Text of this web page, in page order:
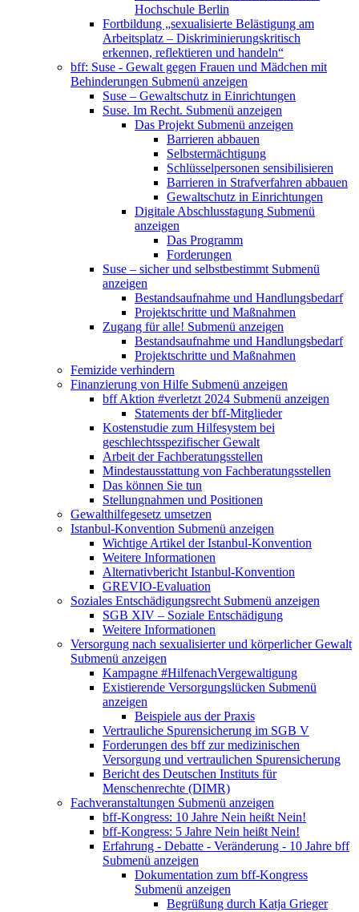
Hochschule Berlin
Fortbildung „sexualisierte Belästigung am
Arbeitsplatz – Diskriminierungskritisch
erkennen, reflektieren und handeln“
bff: Suse - Gewalt gegen Frauen und Mädchen mit
Behinderungen Submenü anzeigen
Suse – Gewaltschutz in Einrichtungen
Suse. Im Recht. Submenü anzeigen
Das Projekt Submenü anzeigen
Barrieren abbauen
Selbstermächtigung
Schlüsselpersonen sensibilisieren
Barrieren in Strafverfahren abbauen
Gewaltschutz in Einrichtungen
Digitale Abschlusstagung Submenü
anzeigen
Das Programm
Forderungen
Suse – sicher und selbstbestimmt Submenü
anzeigen
Bestandsaufnahme und Handlungsbedarf
Projektschritte und Maßnahmen
Zugang für alle! Submenü anzeigen
Bestandsaufnahme und Handlungsbedarf
Projektschritte und Maßnahmen
Femizide verhindern
Finanzierung von Hilfe Submenü anzeigen
bff Aktion #verletzt 2024 Submenü anzeigen
Statements der bff-Mitglieder
Kostenstudie zum Hilfesystem bei
geschlechtsspezifischer Gewalt
Arbeit der Fachberatungsstellen
Mindestausstattung von Fachberatungsstellen
Das können Sie tun
Stellungnahmen und Positionen
Gewalthilfegesetz umsetzen
Istanbul-Konvention Submenü anzeigen
Wichtige Artikel der Istanbul-Konvention
Weitere Informationen
Alternativbericht Istanbul-Konvention
GREVIO-Evaluation
Soziales Entschädigungsrecht Submenü anzeigen
SGB XIV – Soziale Entschädigung
Weitere Informationen
Versorgung nach sexualisierter und körperlicher Gewalt
Submenü anzeigen
Kampagne #HilfenachVergewaltigung
Existierende Versorgungslücken Submenü
anzeigen
Beispiele aus der Praxis
Vertrauliche Spurensicherung im SGB V
Forderungen des bff zur medizinischen
Versorgung und vertraulichen Spurensicherung
Bericht des Deutschen Instituts für
Menschenrechte (DIMR)
Fachveranstaltungen Submenü anzeigen
bff-Kongress: 10 Jahre Nein heißt Nein!
bff-Kongress: 5 Jahre Nein heißt Nein!
Erfahrung - Debatte - Veränderung - 10 Jahre bff
Submenü anzeigen
Dokumentation zum bff-Kongress
Submenü anzeigen
Begrüßung durch Katja Grieger